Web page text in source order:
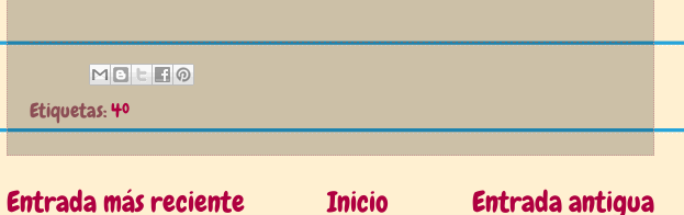
Etiquetas:4º
Entrada más reciente Entrada antigua
Inicio